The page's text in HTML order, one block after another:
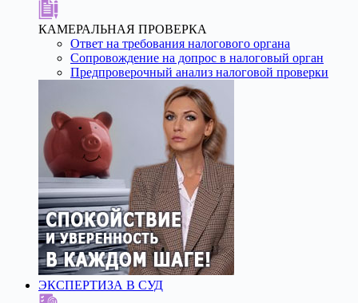
КАМЕРАЛЬНАЯ ПРОВЕРКА
Ответ на требования налогового органа
Сопровождение на допрос в налоговый орган
Предпроверочный анализ налоговой проверки
ЭКСПЕРТИЗА В СУД